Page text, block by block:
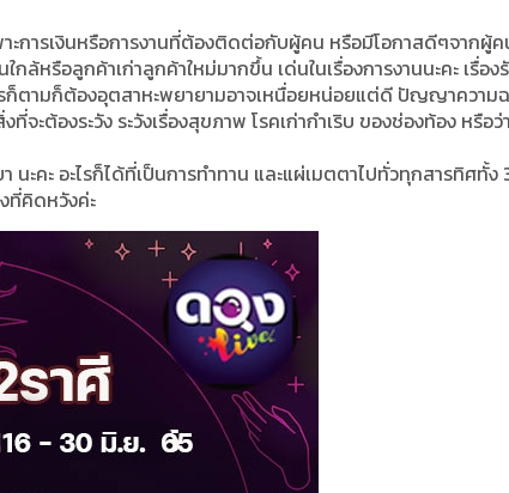
ะการเงินหรือการงานที่ต้องติดต่อกับผู้คน หรือมีโอกาสดีๆจากผู้
หรือลูกค้าเก่าลูกค้าใหม่มากขึ้น เด่นในเรื่องการงานนะคะ เรื่อง
ไรก็ตามก็ต้องอุตสาหะพยายามอาจเหนื่อยหน่อยแต่ดี ปัญญาความ
ะต้องระวัง ระวังเรื่องสุขภาพ โรคเก่ากำเริบ ของช่องท้อง หรือว่
ะคะ อะไรก็ได้ที่เป็นการทำทาน และแผ่เมตตาไปทั่วทุกสารทิศทั้ง
ที่คิดหวังค่ะ